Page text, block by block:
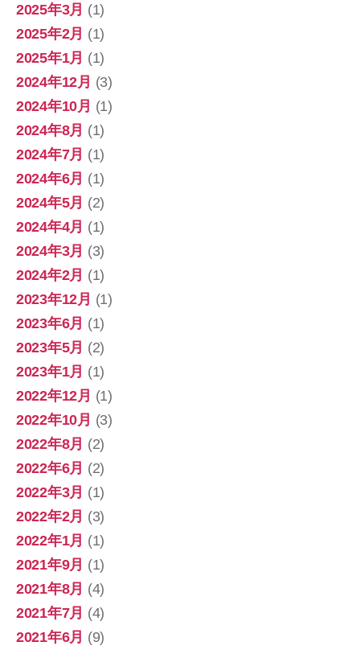
2025年3月 (1)
2025年2月 (1)
2025年1月 (1)
2024年12月 (3)
2024年10月 (1)
2024年8月 (1)
2024年7月 (1)
2024年6月 (1)
2024年5月 (2)
2024年4月 (1)
2024年3月 (3)
2024年2月 (1)
2023年12月 (1)
2023年6月 (1)
2023年5月 (2)
2023年1月 (1)
2022年12月 (1)
2022年10月 (3)
2022年8月 (2)
2022年6月 (2)
2022年3月 (1)
2022年2月 (3)
2022年1月 (1)
2021年9月 (1)
2021年8月 (4)
2021年7月 (4)
2021年6月 (9)